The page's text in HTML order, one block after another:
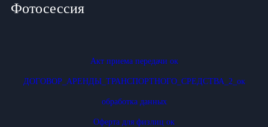
Фотосессия
Акт приема передачи ок
ДОГОВОР_АРЕНДЫ_ТРАНСПОРТНОГО_СРЕДСТВА_2_ок
обработка данных
Оферта для физлиц ок